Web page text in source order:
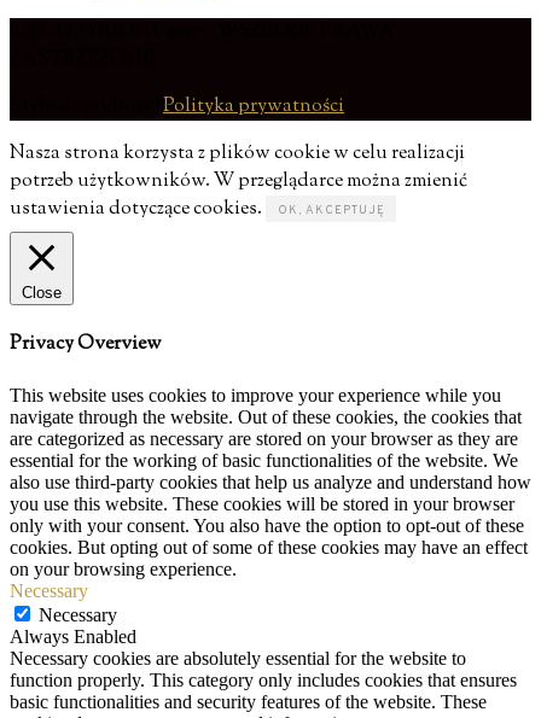
Polityka prywatności
Nasza strona korzysta z plików cookie w celu realizacji
potrzeb użytkowników. W przeglądarce można zmienić
ustawienia dotyczące cookies.
OK, AKCEPTUJĘ
Close
Privacy Overview
This website uses cookies to improve your experience while you
navigate through the website. Out of these cookies, the cookies that
are categorized as necessary are stored on your browser as they are
essential for the working of basic functionalities of the website. We
also use third-party cookies that help us analyze and understand how
you use this website. These cookies will be stored in your browser
only with your consent. You also have the option to opt-out of these
cookies. But opting out of some of these cookies may have an effect
on your browsing experience.
Necessary
Necessary
Always Enabled
Necessary cookies are absolutely essential for the website to
function properly. This category only includes cookies that ensures
basic functionalities and security features of the website. These